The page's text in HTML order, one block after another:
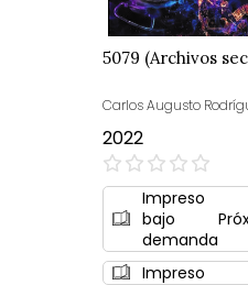
5079 (Archivos
Carlos Augusto
2022
0%
Impreso
bajo
demanda
Impreso